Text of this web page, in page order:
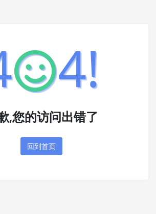
4!
,您的访问出错了
回到首页